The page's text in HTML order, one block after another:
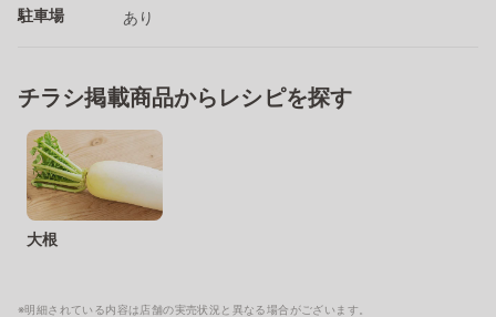
駐車場 あり
チラシ掲載商品からレシピを探す
大根
※明細されている内容は店舗の実売状況と異なる場合がございます。